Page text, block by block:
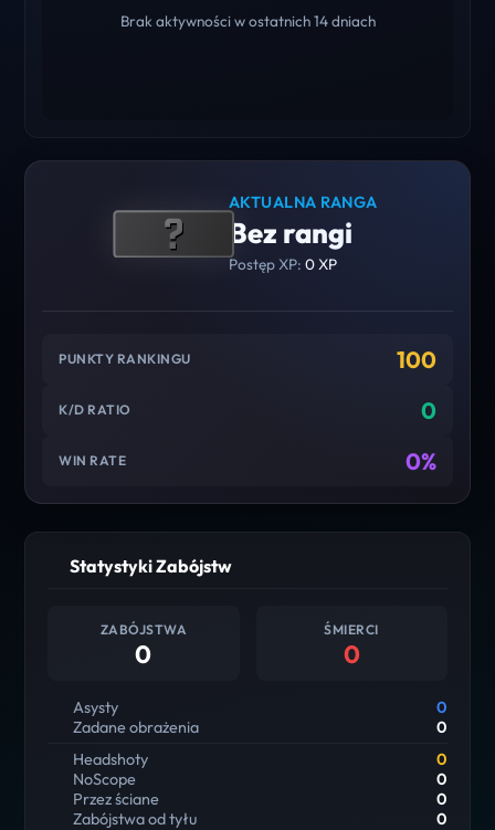
Brak aktywności w ostatnich 14 dniach
AKTUALNA RANGA
Bez rangi
Postęp XP: 0 XP
PUNKTY RANKINGU 100
K/D RATIO 0
WIN RATE 0%
Statystyki Zabójstw
ZABÓJSTWA
0
ŚMIERCI
0
Asysty
0
Zadane obrażenia
0
Headshoty
0
NoScope
0
Przez ściane
0
Zabójstwa od tyłu
0